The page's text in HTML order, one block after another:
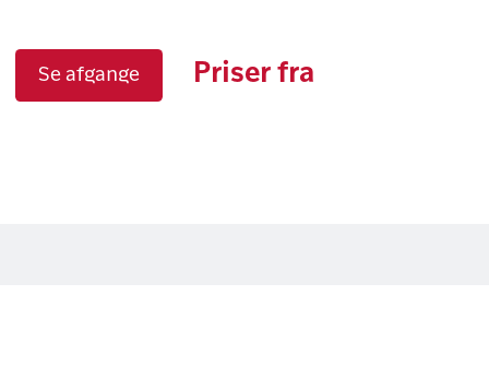
Se afgange Priser fra